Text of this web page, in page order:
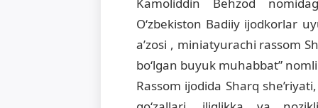
O‘zbekiston Badiiy ijodkorlar
a’zosi , miniatyurachi rassom
boʻlgan buyuk muhabbat”
Rassom ijodida Sharq